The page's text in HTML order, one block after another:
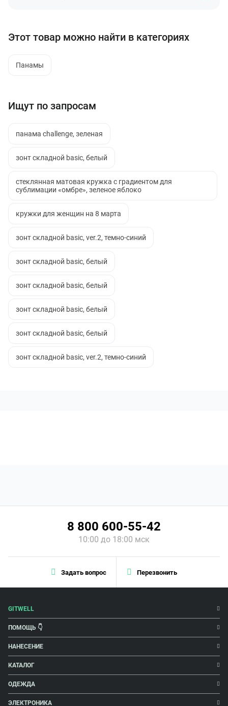
Этот товар можно найти в категориях
Панамы
Ищут по запросам
панама challenge, зеленая
зонт складной basic, белый
стеклянная матовая кружка с градиентом для
сублимации «омбре», зеленое яблоко
кружки для женщин на 8 марта
зонт складной basic, ver.2, темно-синий
зонт складной basic, белый
зонт складной basic, белый
зонт складной basic, белый
зонт складной basic, белый
зонт складной basic, ver.2, темно-синий
Задать вопрос Перезвонить
8 800 600-55-42
10:00 до 18:00 мск
GITWELL
ПОМОЩЬ 👇
НАНЕСЕНИЕ
КАТАЛОГ
ОДЕЖДА
ЭЛЕКТРОНИКА